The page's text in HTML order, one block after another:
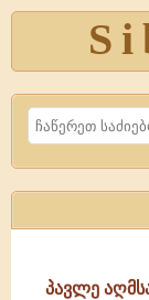
Search
პავლე